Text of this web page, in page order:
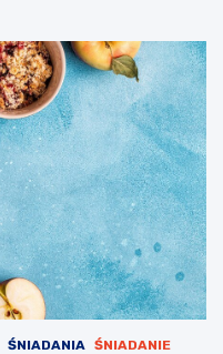
ŚNIADANIA
ŚNIADANIE